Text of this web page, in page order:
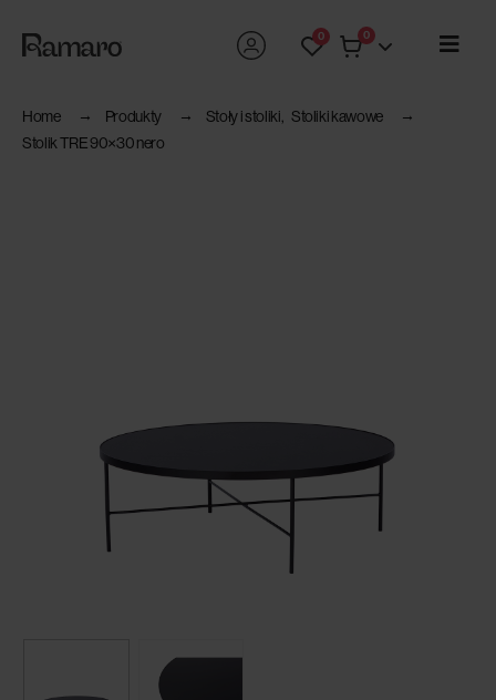
0 0
Home Produkty Stoły i stoliki
Stoliki kawowe
Stolik TRE 90×30 nero